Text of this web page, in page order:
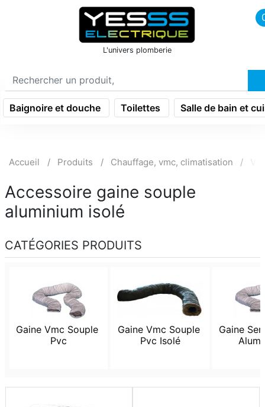
icon menu burger
L'univers plomberie
Baignoire et douche Toilettes Salle de bain et
Accueil Produits Chauffage, vmc, climatisation
Accessoire gaine souple
aluminium isolé
CATÉGORIES PRODUITS
Gaine Vmc Souple
Pvc
Gaine Vmc Souple
Pvc Isolé
Gaine